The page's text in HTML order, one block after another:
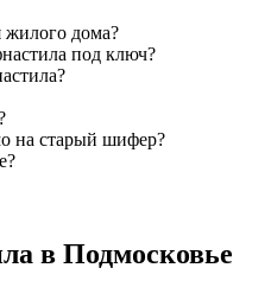
жилого дома?
под ключ?
на старый шифер?
в Подмосковье